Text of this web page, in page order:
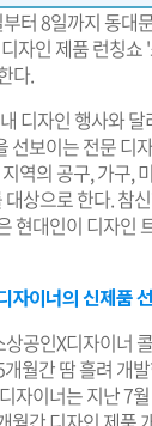
터 8일까지 동대
자인 제품 런칭쇼
다.
디자인 행사와
선보이는 전문 디
역의 공구, 가구,
상으로 한다. 참
현대인이 디자인
자이너의 신제품
공인X디자이너
월간 땀 흘려 개
자이너는 지난 7